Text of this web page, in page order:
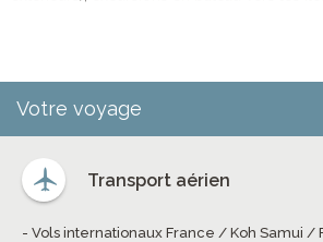
Votre voyage
Transport aérien
- Vols internationaux France / Koh Samui /